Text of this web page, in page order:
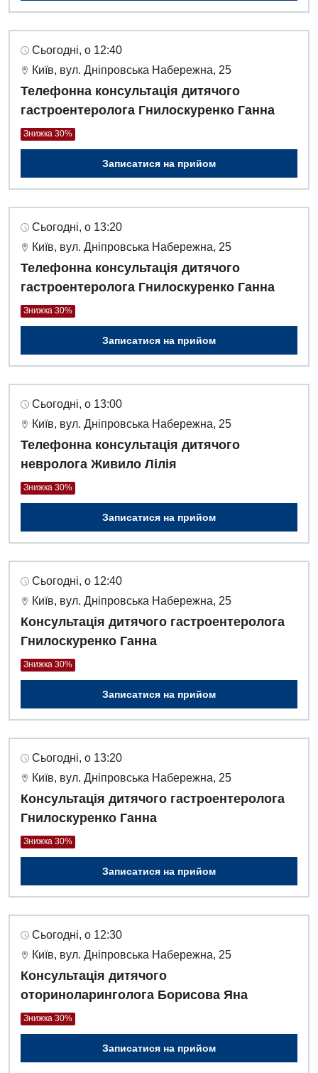
Сьогодні, о 12:40
Київ, вул. Дніпровська Набережна, 25
Телефонна консультація дитячого
гастроентеролога Гнилоскуренко Ганна
Знижка 30%
Записатися на прийом
Сьогодні, о 13:20
Київ, вул. Дніпровська Набережна, 25
Телефонна консультація дитячого
гастроентеролога Гнилоскуренко Ганна
Знижка 30%
Записатися на прийом
Сьогодні, о 13:00
Київ, вул. Дніпровська Набережна, 25
Телефонна консультація дитячого
невролога Живило Лілія
Знижка 30%
Записатися на прийом
Сьогодні, о 12:40
Київ, вул. Дніпровська Набережна, 25
Консультація дитячого гастроентеролога
Гнилоскуренко Ганна
Знижка 30%
Записатися на прийом
Сьогодні, о 13:20
Київ, вул. Дніпровська Набережна, 25
Консультація дитячого гастроентеролога
Гнилоскуренко Ганна
Знижка 30%
Записатися на прийом
Сьогодні, о 12:30
Київ, вул. Дніпровська Набережна, 25
Консультація дитячого
оториноларинголога Борисова Яна
Знижка 30%
Записатися на прийом